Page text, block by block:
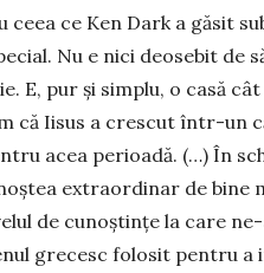
ce Ken Dark a găsit
Nu e nici deosebit de
E, pur și sim­plu, o casă
că Iisus a cres­cut într-
acea perioadă. (…) În
extraor­dinar de bine
de cu­noștințe la care
grecesc folosit pentru a